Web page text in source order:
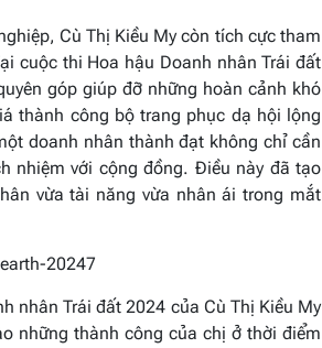
Cù Thị Kiều My còn tích cực tham
cuộc thi Hoa hậu Doanh nhân Trái đất
góp giúp đỡ những hoàn cảnh khó
thành công bộ trang phục dạ hội lộng
doanh nhân thành đạt không chỉ cần
nhiệm với cộng đồng. Điều này đã tạo
vừa tài năng vừa nhân ái trong mắt
nhân Trái đất 2024 của Cù Thị Kiều My
những thành công của chị ở thời điểm